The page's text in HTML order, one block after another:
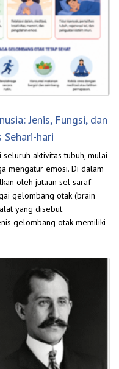
Jenis, Fungsi, dan
hari
aktivitas tubuh, mulai
mengatur emosi. Di dalam
oleh jutaan sel saraf
gelombang otak (brain
yang disebut
gelombang otak memiliki